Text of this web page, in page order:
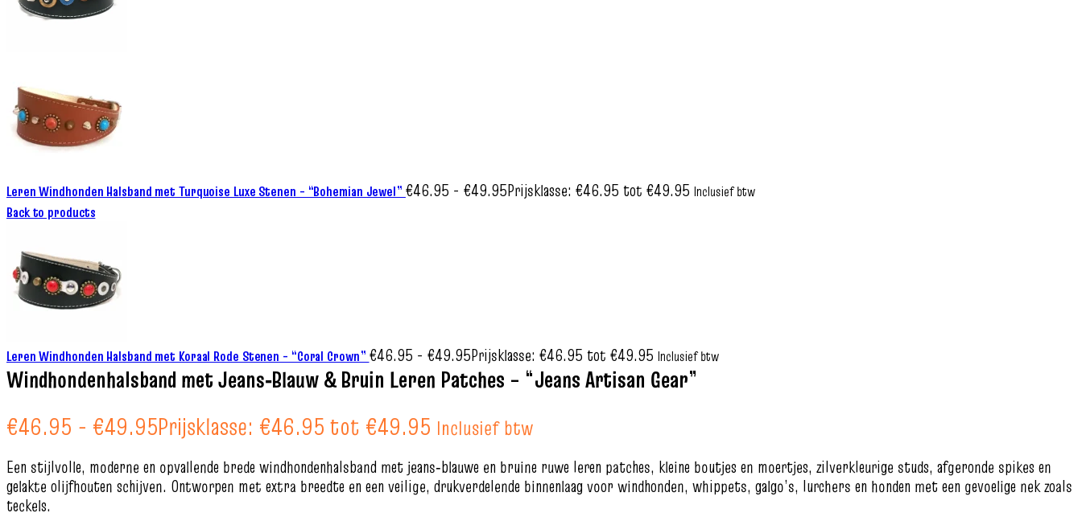
Leren Windhonden Halsband met Turquoise Luxe Stenen – “Bohemian Jewel” €46.95 - €49.95Prijsklasse: €46.95 tot €49.95 Inclusief btw
Back to products
Leren Windhonden Halsband met Koraal Rode Stenen – “Coral Crown” €46.95 - €49.95Prijsklasse: €46.95 tot €49.95 Inclusief btw
Windhondenhalsband met Jeans‑Blauw & Bruin Leren Patches – “Jeans Artisan Gear”
€46.95 - €49.95Prijsklasse: €46.95 tot €49.95 Inclusief btw
Een stijlvolle, moderne en opvallende brede windhondenhalsband met jeans‑blauwe en bruine ruwe leren patches, kleine boutjes en moertjes, zilverkleurige studs, afgeronde spikes en
gelakte olijfhouten schijven. Ontworpen met extra breedte en een veilige, drukverdelende binnenlaag voor windhonden, whippets, galgo’s, lurchers en honden met een gevoelige nek zoals
teckels.